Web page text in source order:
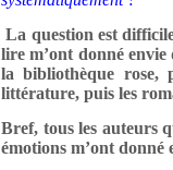
La question est
lire m’ont donné
la bibliothèque rose,
littérature, puis les
Bref, tous les auteurs
émotions m’ont donné